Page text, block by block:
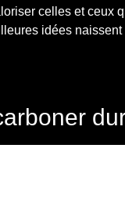
celles et ceux
idées